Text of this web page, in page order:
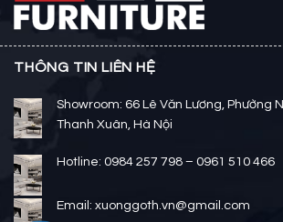
THÔNG TIN LIÊN HỆ
Showroom: 66 Lê Văn Lương, Phường
Thanh Xuân, Hà Nội
Hotline: 0984 257 798 – 0961 510 466
Email: xuonggoth.vn@gmail.com